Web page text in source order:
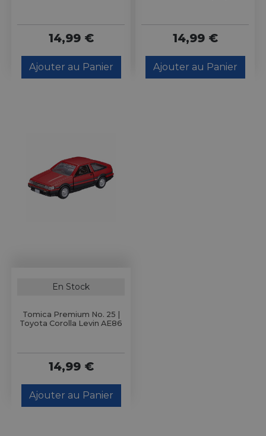
14,99 €
Ajouter au Panier
14,99 €
Ajouter au Panier
En Stock
Tomica Premium No. 25 |
Toyota Corolla Levin AE86
14,99 €
Ajouter au Panier